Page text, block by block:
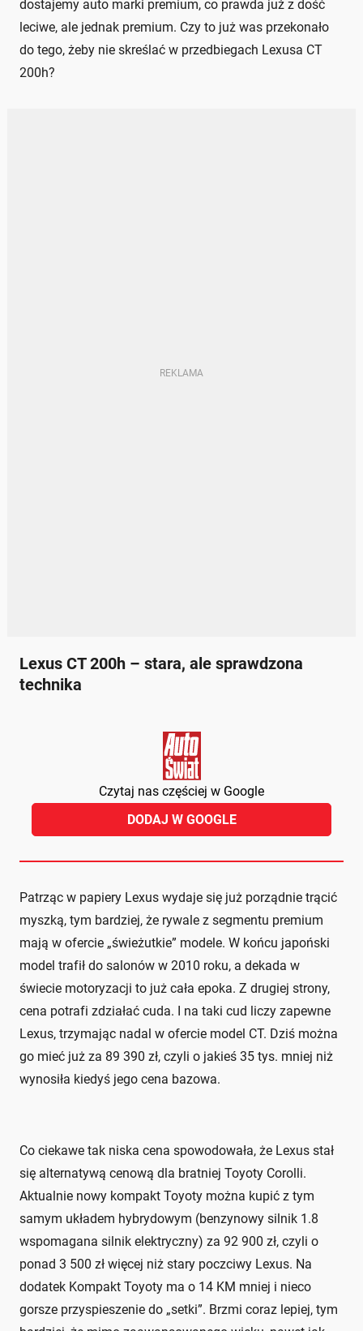
dostajemy auto marki premium, co prawda już z dość
leciwe, ale jednak premium. Czy to już was przekonało
do tego, żeby nie skreślać w przedbiegach Lexusa CT
200h?
Lexus CT 200h – stara, ale sprawdzona
technika
Czytaj nas częściej w Google
DODAJ W GOOGLE
Patrząc w papiery Lexus wydaje się już porządnie trącić
myszką, tym bardziej, że rywale z segmentu premium
mają w ofercie „świeżutkie” modele. W końcu japoński
model trafił do salonów w 2010 roku, a dekada w
świecie motoryzacji to już cała epoka. Z drugiej strony,
cena potrafi zdziałać cuda. I na taki cud liczy zapewne
Lexus, trzymając nadal w ofercie model CT. Dziś można
go mieć już za 89 390 zł, czyli o jakieś 35 tys. mniej niż
wynosiła kiedyś jego cena bazowa.
Co ciekawe tak niska cena spowodowała, że Lexus stał
się alternatywą cenową dla bratniej Toyoty Corolli.
Aktualnie nowy kompakt Toyoty można kupić z tym
samym układem hybrydowym (benzynowy silnik 1.8
wspomagana silnik elektryczny) za 92 900 zł, czyli o
ponad 3 500 zł więcej niż stary poczciwy Lexus. Na
dodatek Kompakt Toyoty ma o 14 KM mniej i nieco
gorsze przyspieszenie do „setki”. Brzmi coraz lepiej, tym